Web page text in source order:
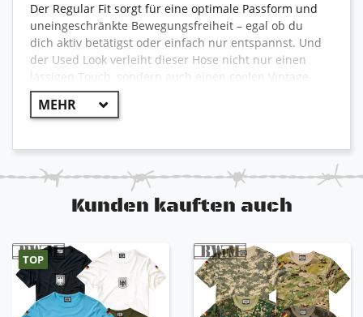
Der Regular Fit sorgt für eine optimale Passform und
uneingeschränkte Bewegungsfreiheit – egal ob du
dich aktiv betätigst oder einfach nur entspannst. Und
der Used Look verleiht dieser Hose nicht nur einen
lässigen Touch, sondern auch einen coolen Vintage-
Stil, der jeden Mann mit Stil begeistern wird.
Diese Hose wird dich nicht im Stich lassen. Lass dich
Leder Label auf der Klappe der rechten
Gesäßtasche
2x Cargotaschen mit Druckknopf
2x Einschubtaschen vorne
2x Gesäßtaschen mit Druckknopf
Angenehmer Tragekomfort
Kunden kauften auch
TOP